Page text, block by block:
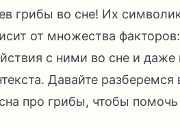
грибы во сне! Их
от множества
с ними во сне и даже
Давайте
про грибы, чтобы